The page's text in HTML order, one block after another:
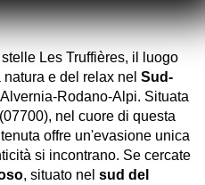
Les Truffières, il luogo
e del relax nel Sud-
Rodano-Alpi. Situata
nel cuore di questa
offre un'evasione unica
si incontrano. Se cercate
, situato nel sud del